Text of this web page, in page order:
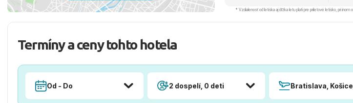
* Vzdialenosť od letiska aj dľžka letu platí pre príletové letisko, pri inom
Termíny a ceny tohto hotela
Od - Do 2 dospelí, 0 deti Bratislava,